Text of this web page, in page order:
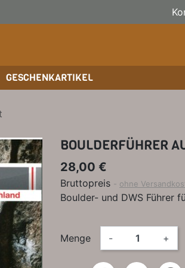
GESCHENKARTIKEL
BOULDERFÜHRER
28,00 €
Bruttopreis ohne
Boulder- und DWS Führer
Menge - +